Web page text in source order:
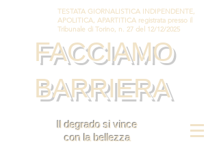
TESTATA GIORNALISTICA INDIPENDENTE,
APOLITICA, APARTITICA registrata presso il
Tribunale di Torino, n. 27 del 12/12/2025
FACCIAMO
BARRIERA
Il degrado si vince
con la bellezza